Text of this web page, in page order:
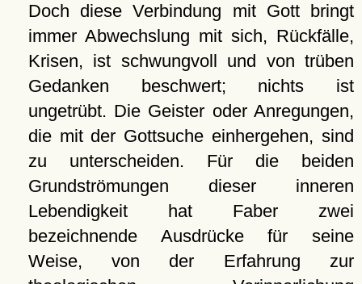
Doch diese Verbindung mit Gott bringt
immer Abwechslung mit sich, Rückfälle,
Krisen, ist schwungvoll und von trüben
Gedanken beschwert; nichts ist
ungetrübt. Die Geister oder Anregungen,
die mit der Gottsuche einhergehen, sind
zu unterscheiden. Für die beiden
Grundströmungen dieser inneren
Lebendigkeit hat Faber zwei
bezeichnende Ausdrücke für seine
Weise, von der Erfahrung zur